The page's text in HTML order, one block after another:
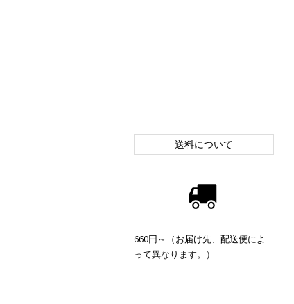
送料について
660円～（お届け先、配送便によ
って異なります。）